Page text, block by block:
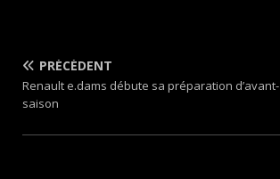
PRÉCÉDENT
Renault e.dams débute sa préparation d’avant-
saison